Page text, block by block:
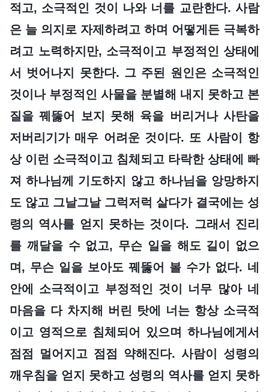
적고, 소극적인 것이 나와 너를 교란한다. 사람
은 늘 의지로 자제하려고 하며 어떻게든 극복하
려고 노력하지만, 소극적이고 부정적인 상태에
서 벗어나지 못한다. 그 주된 원인은 소극적인
것이나 부정적인 사물을 분별해 내지 못하고 본
질을 꿰뚫어 보지 못해 육을 버리거나 사탄을
저버리기가 매우 어려운 것이다. 또 사람이 항
상 이런 소극적이고 침체되고 타락한 상태에 빠
져 하나님께 기도하지 않고 하나님을 앙망하지
도 않고 그날그날 그럭저럭 살다가 결국에는 성
령의 역사를 얻지 못하는 것이다. 그래서 진리
를 깨달을 수 없고, 무슨 일을 해도 길이 없으
며, 무슨 일을 보아도 꿰뚫어 볼 수가 없다. 네
안에 소극적이고 부정적인 것이 너무 많아 네
마음을 다 차지해 버린 탓에 너는 항상 소극적
이고 영적으로 침체되어 있으며 하나님에게서
점점 멀어지고 점점 약해진다. 사람이 성령의
깨우침을 얻지 못하고 성령의 역사를 얻지 못하